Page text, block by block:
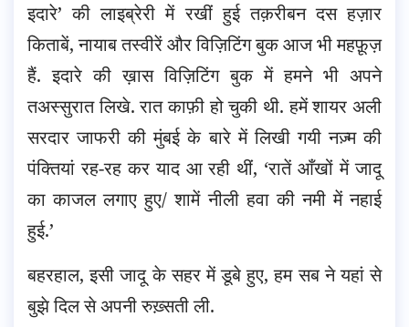
इदारे’ की लाइब्रेरी में रखीं हुई तक़रीबन दस हज़ार
किताबें, नायाब तस्वीरें और विज़िटिंग बुक आज भी महफ़ूज़
हैं. इदारे की ख़ास विज़िटिंग बुक में हमने भी अपने
तअस्सुरात लिखे. रात काफ़ी हो चुकी थी. हमें शायर अली
सरदार जाफरी की मुंबई के बारे में लिखी गयी नज़्म की
पंक्तियां रह-रह कर याद आ रही थीं, ‘रातें आँखों में जादू
का काजल लगाए हुए/ शामें नीली हवा की नमी में नहाई
हुई.’
बहरहाल, इसी जादू के सहर में डूबे हुए, हम सब ने यहां से
बुझे दिल से अपनी रुख़्सती ली.